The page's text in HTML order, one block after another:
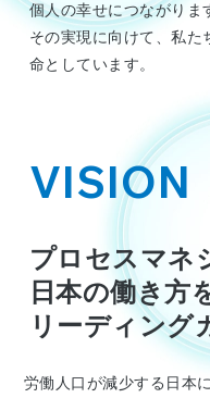
個人の幸せにつながりま
その実現に向けて、私た
命としています。
VISION
プロセスマネ
日本の働き方
リーディング
労働人口が減少する日本